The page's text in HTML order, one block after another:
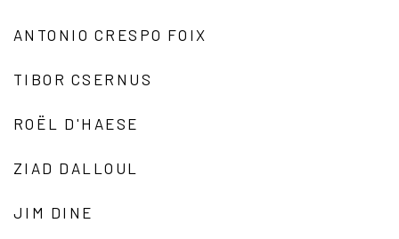
ANTONIO CRESPO FOIX
TIBOR CSERNUS
ROËL D'HAESE
ZIAD DALLOUL
JIM DINE